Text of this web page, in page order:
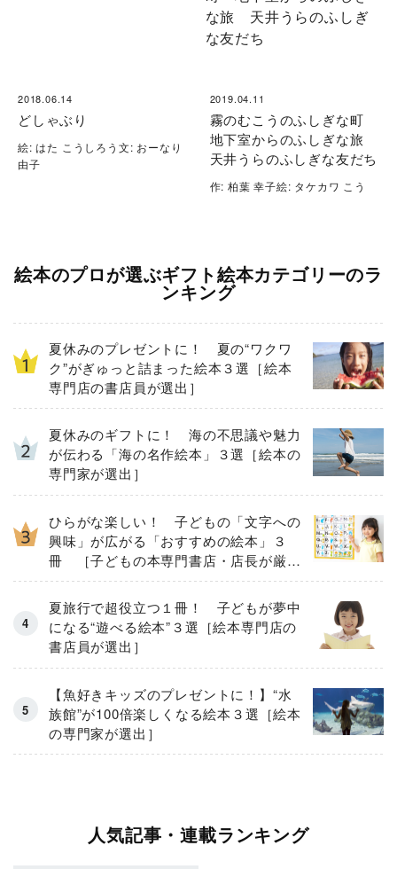
2018.06.14
どしゃぶり
絵: はた こうしろう文: おーなり
由子
2019.04.11
霧のむこうのふしぎな町
地下室からのふしぎな旅
天井うらのふしぎな友だち
作: 柏葉 幸子絵: タケカワ こう
絵本のプロが選ぶギフト絵本カテゴリーのラ
ンキング
夏休みのプレゼントに！ 夏の“ワクワ
ク”がぎゅっと詰まった絵本３選［絵本
専門店の書店員が選出］
夏休みのギフトに！ 海の不思議や魅力
が伝わる「海の名作絵本」３選［絵本の
専門家が選出］
ひらがな楽しい！ 子どもの「文字への
興味」が広がる「おすすめの絵本」３
冊 ［子どもの本専門書店・店長が厳
選］
夏旅行で超役立つ１冊！ 子どもが夢中
になる“遊べる絵本”３選［絵本専門店の
書店員が選出］
【魚好きキッズのプレゼントに！】“水
族館”が100倍楽しくなる絵本３選［絵本
の専門家が選出］
人気記事・連載ランキング